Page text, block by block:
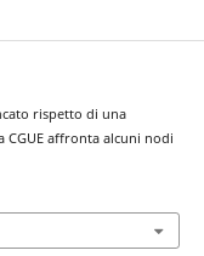
rispetto di una
affronta alcuni nodi